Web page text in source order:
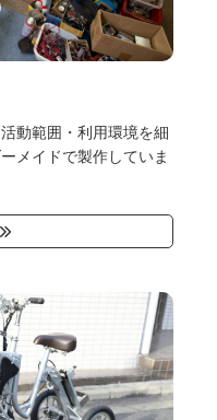
動範囲・利用環境を細
メイドで製作していま